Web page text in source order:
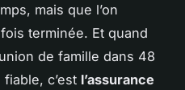
mais que l’on
terminée. Et quand
de famille dans 48
c’est l’assurance